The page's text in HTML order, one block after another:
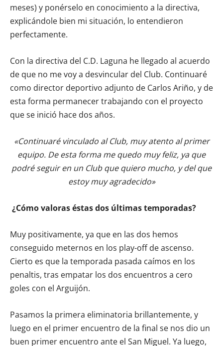
meses) y ponérselo en conocimiento a la directiva,
explicándole bien mi situación, lo entendieron
perfectamente.
Con la directiva del C.D. Laguna he llegado al acuerdo
de que no me voy a desvincular del Club. Continuaré
como director deportivo adjunto de Carlos Ariño, y de
esta forma permanecer trabajando con el proyecto
que se inició hace dos años.
«Continuaré vinculado al Club, muy atento al primer
equipo. De esta forma me quedo muy feliz, ya que
podré seguir en un Club que quiero mucho, y del que
estoy muy agradecido»
¿Cómo valoras éstas dos últimas temporadas?
Muy positivamente, ya que en las dos hemos
conseguido meternos en los play-off de ascenso.
Cierto es que la temporada pasada caímos en los
penaltis, tras empatar los dos encuentros a cero
goles con el Arguijón.
Pasamos la primera eliminatoria brillantemente, y
luego en el primer encuentro de la final se nos dio un
buen primer encuentro ante el San Miguel. Ya luego,